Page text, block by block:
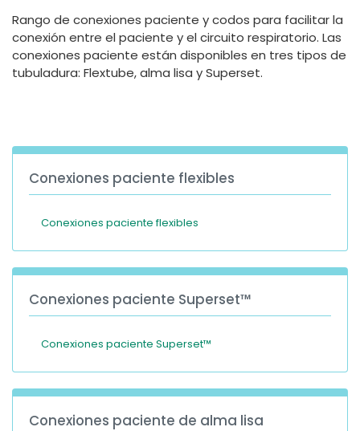
France
International English
Rango de conexiones paciente y codos para facilitar la
conexión entre el paciente y el circuito respiratorio. Las
conexiones paciente están disponibles en tres tipos de
tubuladura: Flextube, alma lisa y Superset.
Conexiones paciente flexibles
Conexiones paciente flexibles
Conexiones paciente Superset™
Conexiones paciente Superset™
Conexiones paciente de alma lisa